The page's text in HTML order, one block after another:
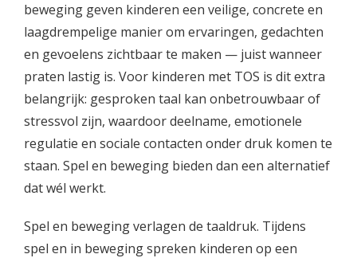
beweging geven kinderen een veilige, concrete en
laagdrempelige manier om ervaringen, gedachten
en gevoelens zichtbaar te maken — juist wanneer
praten lastig is. Voor kinderen met TOS is dit extra
belangrijk: gesproken taal kan onbetrouwbaar of
stressvol zijn, waardoor deelname, emotionele
regulatie en sociale contacten onder druk komen te
staan. Spel en beweging bieden dan een alternatief
dat wél werkt.
Spel en beweging verlagen de taaldruk. Tijdens
spel en in beweging spreken kinderen op een